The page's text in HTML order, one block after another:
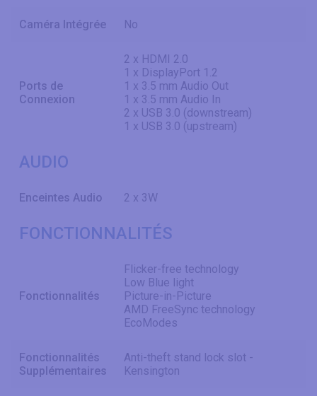
Caméra Intégrée No
Ports de
Connexion
2 x HDMI 2.0
1 x DisplayPort 1.2
1 x 3.5 mm Audio Out
1 x 3.5 mm Audio In
2 x USB 3.0 (downstream)
1 x USB 3.0 (upstream)
AUDIO
Enceintes Audio 2 x 3W
FONCTIONNALITÉS
Fonctionnalités
Flicker-free technology
Low Blue light
Picture-in-Picture
AMD FreeSync technology
EcoModes
Fonctionnalités
Supplémentaires
Anti-theft stand lock slot -
Kensington